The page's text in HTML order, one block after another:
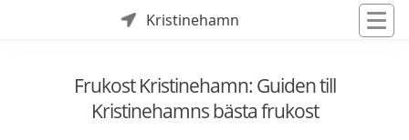
Kristinehamn
Frukost Kristinehamn: Guiden till
Kristinehamns bästa frukost